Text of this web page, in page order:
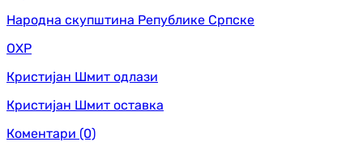
Народна скупштина Републике Српске
ОХР
Кристијан Шмит одлази
Кристијан Шмит оставка
Коментари (0)